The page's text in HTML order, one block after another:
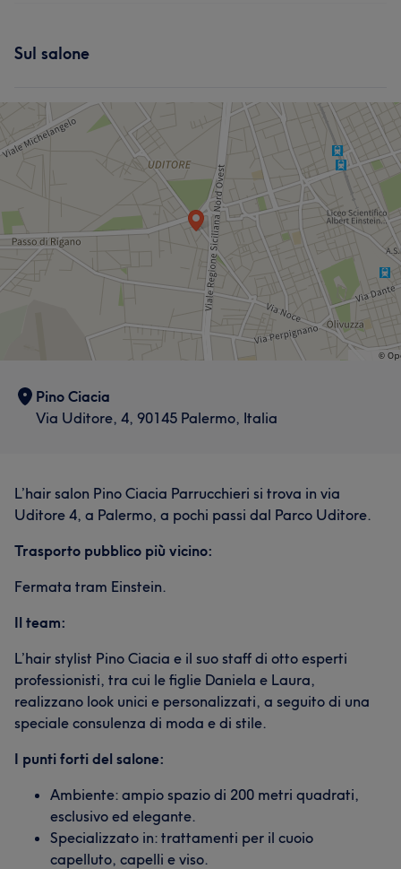
Sul salone
Pino Ciacia
Via Uditore, 4, 90145 Palermo, Italia
L’hair salon Pino Ciacia Parrucchieri si trova in via
Uditore 4, a Palermo, a pochi passi dal Parco Uditore.
Trasporto pubblico più vicino:
Fermata tram Einstein.
Il team:
L’hair stylist Pino Ciacia e il suo staff di otto esperti
professionisti, tra cui le figlie Daniela e Laura,
realizzano look unici e personalizzati, a seguito di una
speciale consulenza di moda e di stile.
I punti forti del salone:
Ambiente: ampio spazio di 200 metri quadrati,
esclusivo ed elegante.
Specializzato in: trattamenti per il cuoio
capelluto, capelli e viso.